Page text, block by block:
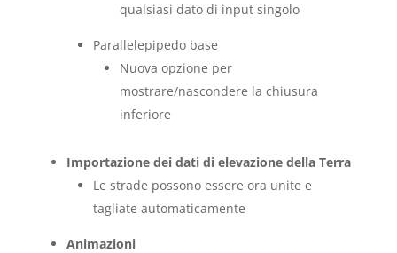
qualsiasi dato di input singolo
Parallelepipedo base
Nuova opzione per
mostrare/nascondere la chiusura
inferiore
Importazione dei dati di elevazione della Terra
Le strade possono essere ora unite e
tagliate automaticamente
Animazioni